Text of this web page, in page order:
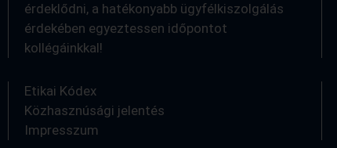
érdeklődni, a hatékonyabb ügyfélkiszolgálás
érdekében egyeztessen időpontot
kollégáinkkal!
Etikai Kódex
Közhasznúsági jelentés
Impresszum